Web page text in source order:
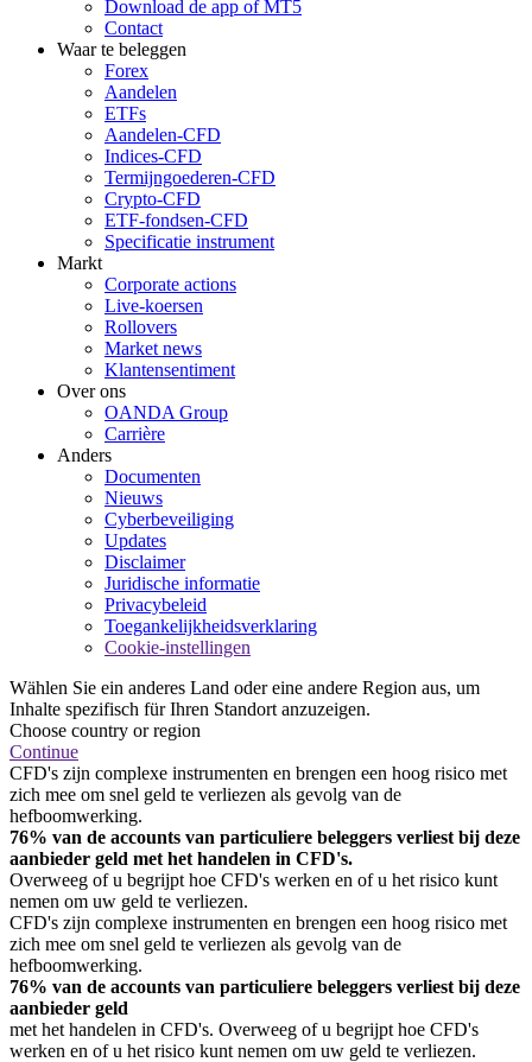
Download de app of MT5
Contact
Waar te beleggen
Forex
Aandelen
ETFs
Aandelen-CFD
Indices-CFD
Termijngoederen-CFD
Crypto-CFD
ETF-fondsen-CFD
Specificatie instrument
Markt
Corporate actions
Live-koersen
Rollovers
Market news
Klantensentiment
Over ons
OANDA Group
Carrière
Anders
Documenten
Nieuws
Cyberbeveiliging
Updates
Disclaimer
Juridische informatie
Privacybeleid
Toegankelijkheidsverklaring
Cookie-instellingen
Wählen Sie ein anderes Land oder eine andere Region aus, um
Inhalte spezifisch für Ihren Standort anzuzeigen.
Choose country or region
Continue
CFD's zijn complexe instrumenten en brengen een hoog risico met
zich mee om snel geld te verliezen als gevolg van de
hefboomwerking.
76% van de accounts van particuliere beleggers verliest bij deze
aanbieder geld met het handelen in CFD's.
Overweeg of u begrijpt hoe CFD's werken en of u het risico kunt
nemen om uw geld te verliezen.
CFD's zijn complexe instrumenten en brengen een hoog risico met
zich mee om snel geld te verliezen als gevolg van de
hefboomwerking.
76% van de accounts van particuliere beleggers verliest bij deze
aanbieder geld
met het handelen in CFD's. Overweeg of u begrijpt hoe CFD's
werken en of u het risico kunt nemen om uw geld te verliezen.